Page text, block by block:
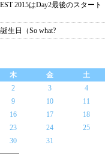
2015はDay2最後のスタート
生日（So what?
木 金
土
2 3
4
9 10
11
16 17
18
23 24
25
30 31